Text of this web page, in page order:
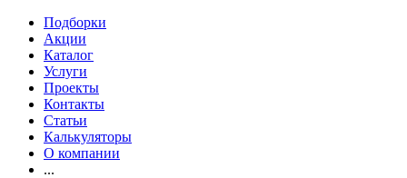
Подборки
Акции
Каталог
Услуги
Проекты
Контакты
Статьи
Калькуляторы
О компании
...